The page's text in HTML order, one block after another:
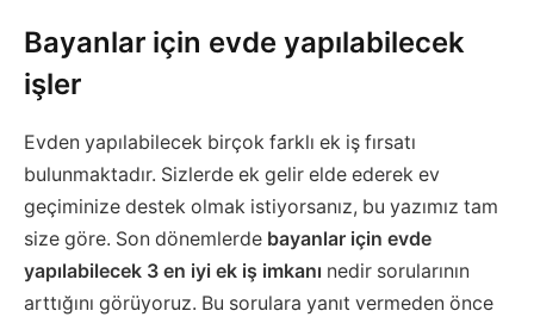
Bayanlar için evde yapılabilecek
işler
Evden yapılabilecek birçok farklı ek iş fırsatı
bulunmaktadır. Sizlerde ek gelir elde ederek ev
geçiminize destek olmak istiyorsanız, bu yazımız tam
size göre. Son dönemlerde bayanlar için evde
yapılabilecek 3 en iyi ek iş imkanı nedir sorularının
arttığını görüyoruz. Bu sorulara yanıt vermeden önce